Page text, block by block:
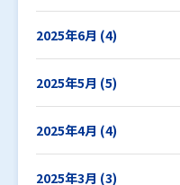
2025年6月 (4)
2025年5月 (5)
2025年4月 (4)
2025年3月 (3)